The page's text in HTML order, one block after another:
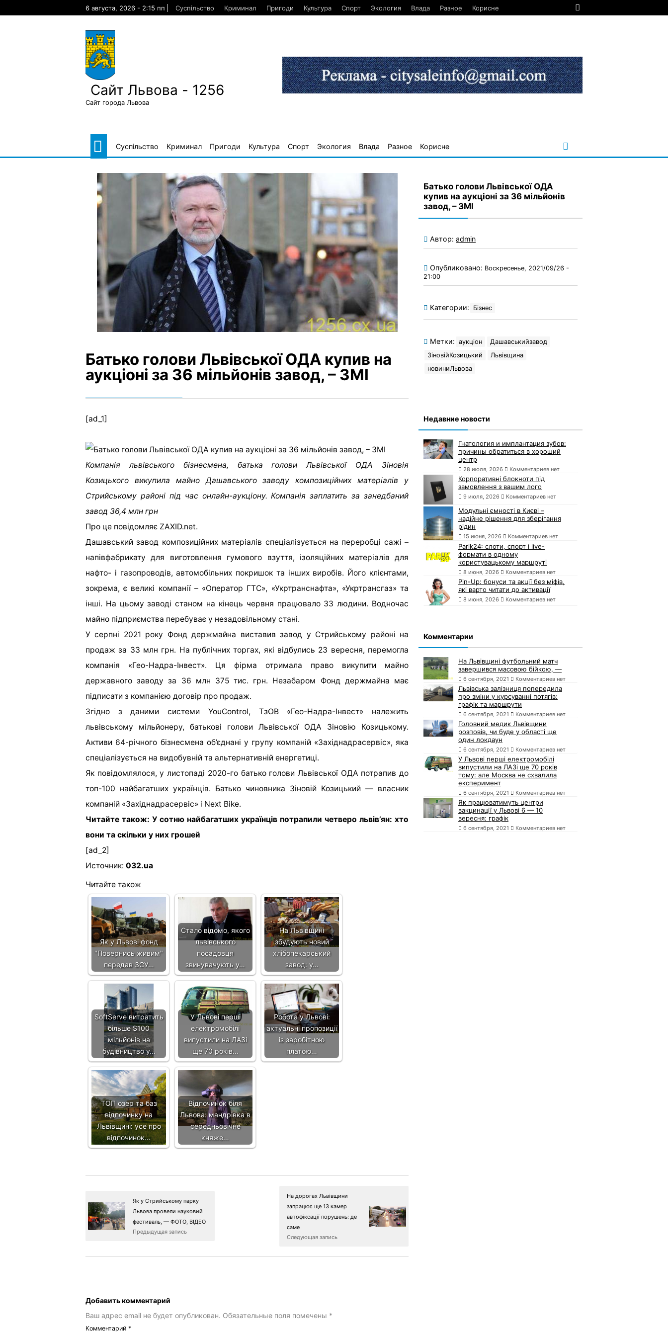
6 августа, 2026 - 2:15 пп Суспільство Криминал Пригоди Культура Спорт Экология Влада Разное Корисне
Сайт Львова - 1256
Сайт города Львова
Суспільство Криминал Пригоди Культура Спорт Экология Влада Разное Корисне
Батько голови Львівської ОДА купив на
аукціоні за 36 мільйонів завод, – ЗМІ
[ad_1]
Компанія львівського бізнесмена, батька голови Львівської ОДА Зіновія
Козицького викупила майно Дашавського заводу композиційних матеріалів у
Стрийському районі під час онлайн-аукціону. Компанія заплатить за занедбаний
завод 36,4 млн грн
Про це повідомляє ZAXID.net.
Дашавський завод композиційних матеріалів спеціалізується на переробці сажі –
напівфабрикату для виготовлення гумового взуття, ізоляційних матеріалів для
нафто- і газопроводів, автомобільних покришок та інших виробів. Його клієнтами,
зокрема, є великі компанії – «Оператор ГТС», «Укртранснафта», «Укртрансгаз» та
інші. На цьому заводі станом на кінець червня працювало 33 людини. Водночас
майно підприємства перебуває у незадовільному стані.
У серпні 2021 року Фонд держмайна виставив завод у Стрийському районі на
продаж за 33 млн грн. На публічних торгах, які відбулись 23 вересня, перемогла
компанія «Гео-Надра-Інвест». Ця фірма отримала право викупити майно
державного заводу за 36 млн 375 тис. грн. Незабаром Фонд держмайна має
підписати з компанією договір про продаж.
Згідно з даними системи YouControl, ТзОВ «Гео-Надра-Інвест» належить
львівському мільйонеру, батькові голови Львівської ОДА Зіновію Козицькому.
Активи 64-річного бізнесмена об’єднані у групу компаній «Західнадрасервіс», яка
спеціалізується на видобувній та альтернативній енергетиці.
Як повідомлялося, у листопаді 2020-го батько голови Львівської ОДА потрапив до
топ-100 найбагатших українців. Батько чиновника Зіновій Козицький — власник
компаній «Західнадрасервіс» і Next Bike.
Читайте також: У сотню найбагатших українців потрапили четверо львів’ян: хто
вони та скільки у них грошей
[ad_2]
Источник: 032.ua
Читайте також
Як у Львові фонд
"Повернись живим"
передав ЗСУ…
Стало відомо, якого
львівського
посадовця
звинувачують у…
На Львівщині
збудують новий
хлібопекарський
завод: у…
SoftServe витратить
більше $100
мільйонів на
будівництво у…
У Львові перші
електромобілі
випустили на ЛАЗі
ще 70 років…
Робота у Львові:
актуальні пропозиції
із заробітною
платою…
ТОП озер та баз
відпочинку на
Львівщині: усе про
відпочинок…
Відпочинок біля
Львова: мандрівка в
середньовічне
княже…
Як у Стрийському парку
Львова провели науковий
фестиваль, — ФОТО, ВІДЕО
Предыдущая запись
На дорогах Львівщини
запрацює ще 13 камер
автофіксації порушень: де
саме
Следующая запись
Добавить комментарий
Ваш адрес email не будет опубликован. Обязательные поля помечены *
Комментарий *
Батько голови Львівської ОДА
купив на аукціоні за 36 мільйонів
завод, – ЗМІ
Автор: admin
Опубликовано: Воскресенье, 2021/09/26 -
21:00
Категории: Бізнес
Метки: аукціон
Дашавськийзавод
ЗіновійКозицький
Львівщина
новиниЛьвова
Недавние новости
Гнатология и имплантация зубов:
причины обратиться в хороший
центр
28 июля, 2026 Комментариев нет
Корпоративні блокноти під
замовлення з вашим лого
9 июля, 2026 Комментариев нет
Модульні ємності в Києві –
надійне рішення для зберігання
рідин
15 июня, 2026 Комментариев нет
Parik24: слоти, спорт і live-
формати в одному
користувацькому маршруті
8 июня, 2026 Комментариев нет
Pin-Up: бонуси та акції без міфів,
які варто читати до активації
8 июня, 2026 Комментариев нет
Комментарии
На Львівщині футбольний матч
завершився масовою бійкою, —
6 сентября, 2021 Комментариев нет
Львівська залізниця попередила
про зміни у курсуванні потягів:
графік та маршрути
6 сентября, 2021 Комментариев нет
Головний медик Львівщини
розповів, чи буде у області ще
один локдаун
6 сентября, 2021 Комментариев нет
У Львові перші електромобілі
випустили на ЛАЗі ще 70 років
тому: але Москва не схвалила
експеримент
6 сентября, 2021 Комментариев нет
Як працюватимуть центри
вакцинації у Львові 6 — 10
вересня: графік
6 сентября, 2021 Комментариев нет